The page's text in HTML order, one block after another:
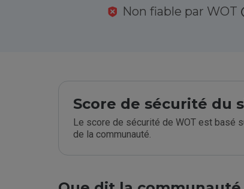
Non fiable par WOT
Score de sécurité du
Le score de sécurité de WOT est basé
de la communauté.